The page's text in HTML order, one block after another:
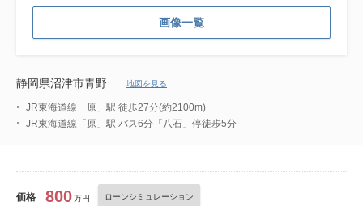
画像一覧
静岡県沼津市青野 地図を見る
JR東海道線「原」駅 徒歩27分(約2100m)
JR東海道線「原」駅 バス6分「八石」停徒歩5分
価格 800万円 ローンシミュレーション